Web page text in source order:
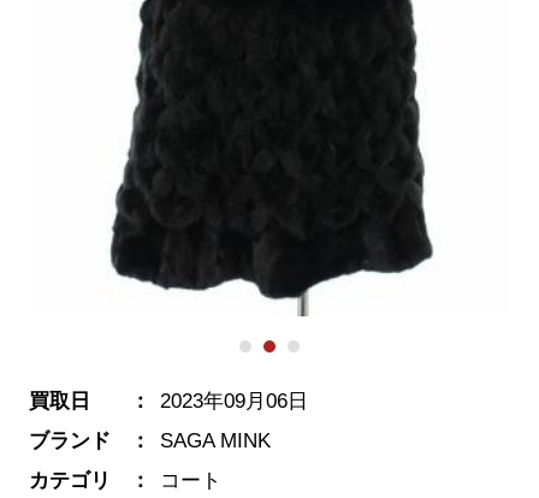
買取日
2023年09月06日
ブランド
SAGA MINK
カテゴリ
コート